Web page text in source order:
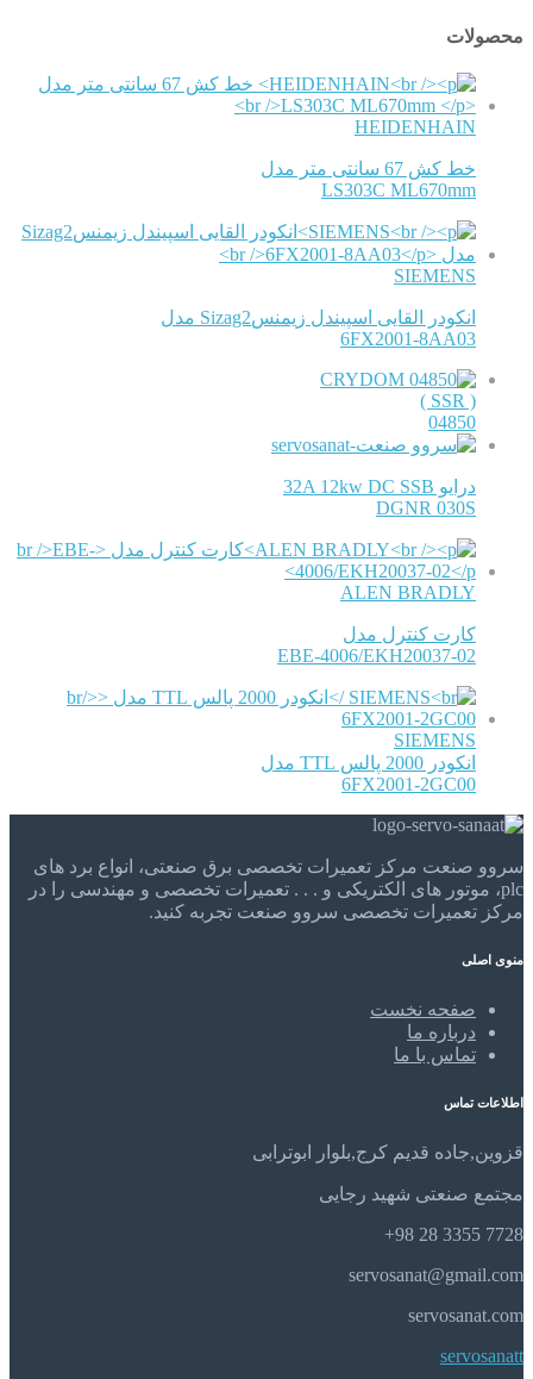
محصولات
HEIDENHAIN
خط کش 67 سانتی متر مدل
LS303C ML670mm
SIEMENS
انکودر القایی اسپیندل زیمنسSizag2 مدل
6FX2001-8AA03
CRYDOM
( SSR )
04850
درایو 32A 12kw DC SSB
DGNR 030S
ALEN BRADLY
کارت کنترل مدل
EBE-4006/EKH20037-02
SIEMENS
انکودر 2000 پالس TTL مدل
6FX2001-2GC00
سروو صنعت مرکز تعمیرات تخصصی برق صنعتی، انواع برد های
plc، موتور های الکتریکی و . . . تعمیرات تخصصی و مهندسی را در
مرکز تعمیرات تخصصی سروو صنعت تجربه کنید.
منوی اصلی
صفحه نخست
درباره ما
تماس با ما
اطلاعات تماس
قزوین,جاده قدیم کرج,بلوار ابوترابی
مجتمع صنعتی شهید رجایی
7728 3355 28 98+
servosanat@gmail.com
servosanat.com
servosanatt